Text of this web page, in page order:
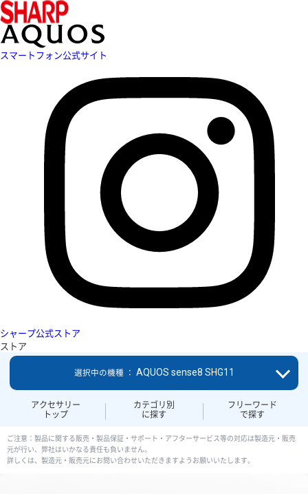
スマートフォン公式サイト
シャープ公式ストア
ストア
アクセサリー
トップ
カテゴリ別
に探す
フリーワード
で探す
選択中の機種 ： AQUOS sense8 SHG11
ご注意：製品に関する販売・製品保証・サポート・アフターサービス等の対応は製造元・販売
元が行い、弊社はいかなる責任も負いません。
詳しくは、製造元・販売元にお問い合わせいただきますようお願いいたします。